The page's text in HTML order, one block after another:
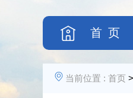
首 页
当前位置 : 首页 >